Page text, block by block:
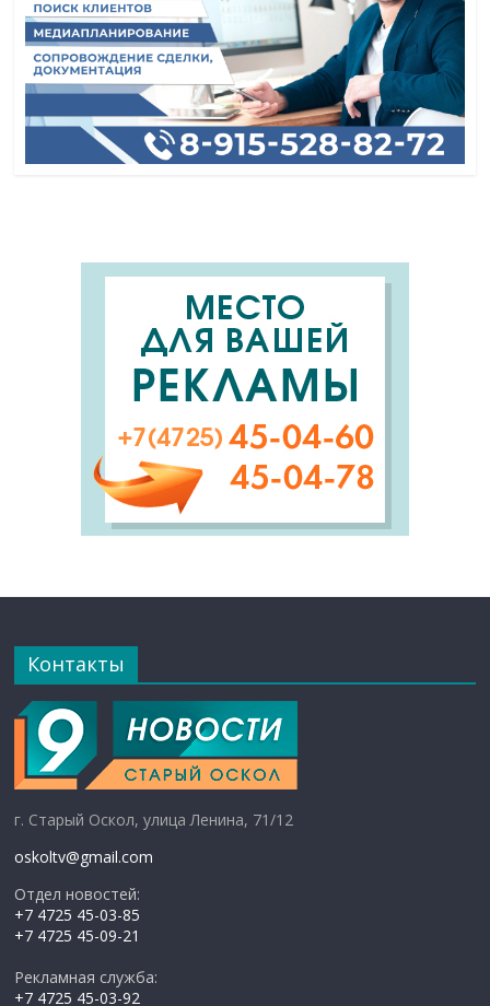
Контакты
г. Старый Оскол, улица Ленина, 71/12
oskoltv@gmail.com
Отдел новостей:
+7 4725 45-03-85
+7 4725 45-09-21
Рекламная служба:
+7 4725 45-03-92